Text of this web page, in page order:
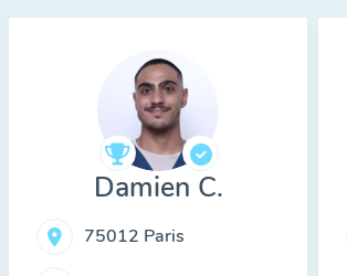
Damien C.
75012 Paris